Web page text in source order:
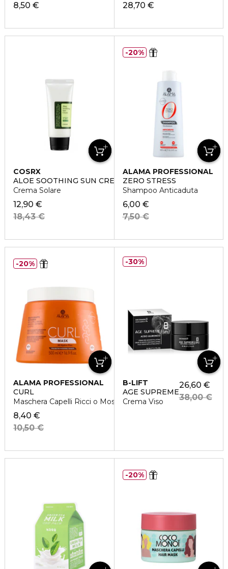
8,50 € 28,70 €
COSRX
ALOE SOOTHING SUN CREAM SPF50
Crema Solare
12,90 €
18,43 €
ALAMA PROFESSIONAL
ZERO STRESS
Shampoo Anticaduta
6,00 €
7,50 €
20%
ALAMA PROFESSIONAL
CURL
Maschera Capelli Ricci o Mossi
8,40 €
10,50 €
20%
B-LIFT
AGE SUPREME
Crema Viso
26,60 €
38,00 €
30%
20%